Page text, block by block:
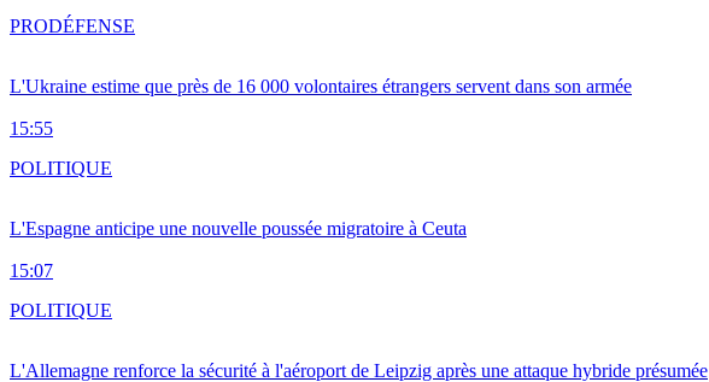
L'Ukraine estime que près de 16 000 volontaires étrangers servent dans son armée
15:55
PRODÉFENSE
L'Espagne anticipe une nouvelle poussée migratoire à Ceuta
15:07
POLITIQUE
L'Allemagne renforce la sécurité à l'aéroport de Leipzig après une attaque hybride présumée
POLITIQUE